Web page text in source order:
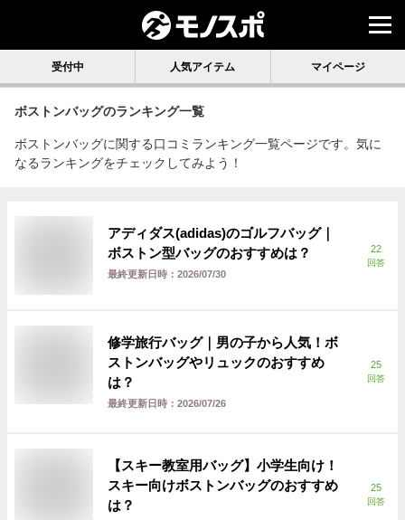
受付中 人気アイテム マイページ
ボストンバッグのランキング一覧
ボストンバッグに関する口コミランキング一覧ページです。気に
なるランキングをチェックしてみよう！
アディダス(adidas)のゴルフバッグ｜
ボストン型バッグのおすすめは？
最終更新日時： 2026/07/30
22
回答
修学旅行バッグ｜男の子から人気！ボ
ストンバッグやリュックのおすすめ
は？
最終更新日時： 2026/07/26
25
回答
【スキー教室用バッグ】小学生向け！
スキー向けボストンバッグのおすすめ
は？
25
回答